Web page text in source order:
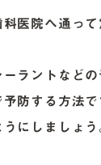
医院へ通っ
ラントなど
防する方法
にしましょう